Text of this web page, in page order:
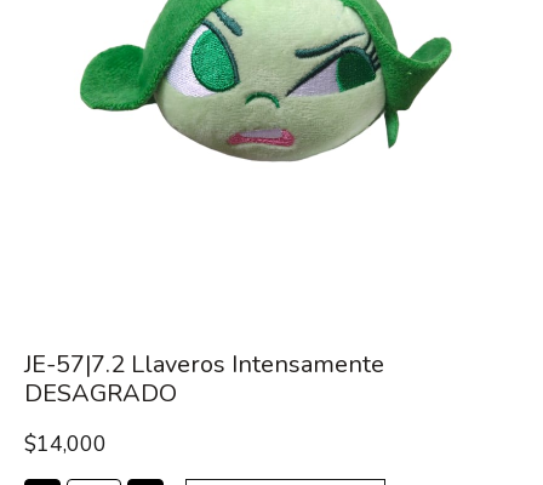
JE-57|7.2 Llaveros Intensamente
DESAGRADO
$14,000